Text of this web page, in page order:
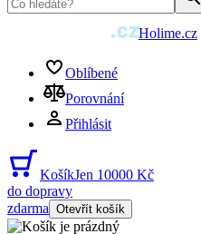
Holime.cz
Oblíbené
Porovnání
Přihlásit
KošíkJen 10000 Kč
do dopravy
zdarma Otevřít košík